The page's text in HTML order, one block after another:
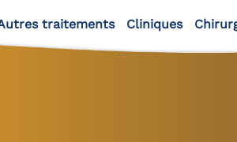
traitements Cliniques